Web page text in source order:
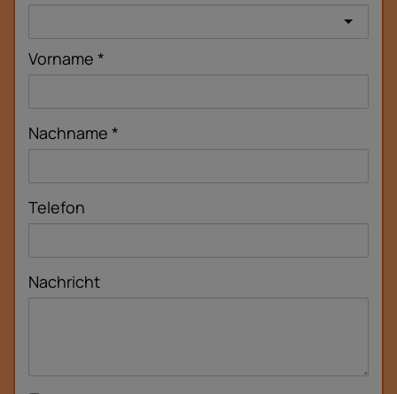
Vorname
Nachname
Telefon
Nachricht